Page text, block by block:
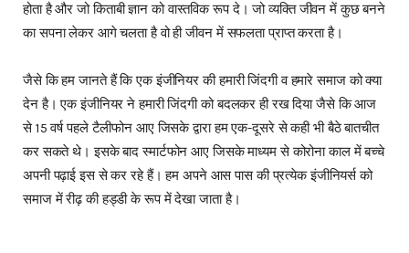
होता है और जो किताबी ज्ञान को वास्तविक रूप दे। जो व्यक्ति जीवन में कुछ बनने
का सपना लेकर आगे चलता है वो ही जीवन में सफलता प्राप्त करता है।
जैसे कि हम जानते हैं कि एक इंजीनियर की हमारी जिंदगी व हमारे समाज को क्या
देन है। एक इंजीनियर ने हमारी जिंदगी को बदलकर ही रख दिया जैसे कि आज
से 15 वर्ष पहले टैलीफोन आए जिसके द्वारा हम एक-दूसरे से कही भी बैठे बातचीत
कर सकते थे। इसके बाद स्मार्टफोन आए जिसके माध्यम से कोरोना काल में बच्चे
अपनी पढ़ाई इस से कर रहे हैं। हम अपने आस पास की प्रत्येक इंजीनियर्स को
समाज में रीढ़ की हड्डी के रूप में देखा जाता है।